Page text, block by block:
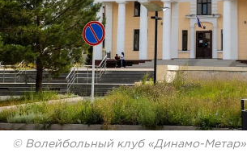
© Волейбольный клуб «Динамо-Метар»